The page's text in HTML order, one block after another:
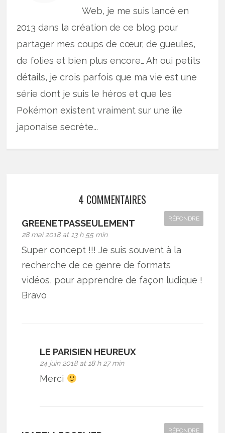
Web, je me suis lancé en
2013 dans la création de ce blog pour
partager mes coups de cœur, de gueules,
de folies et bien plus encore… Ah oui petits
détails, je crois parfois que ma vie est une
série dont je suis le héros et que les
Pokémon existent vraiment sur une île
japonaise secrète...
4 COMMENTAIRES
GREENETPASSEULEMENT
28 mai 2018 at 13 h 55 min
RÉPONDRE
Super concept !!! Je suis souvent à la
recherche de ce genre de formats
vidéos, pour apprendre de façon ludique !
Bravo
LE PARISIEN HEUREUX
24 juin 2018 at 18 h 27 min
Merci
RÉPONDRE